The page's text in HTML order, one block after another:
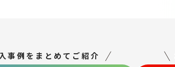
事例をまとめてご紹介